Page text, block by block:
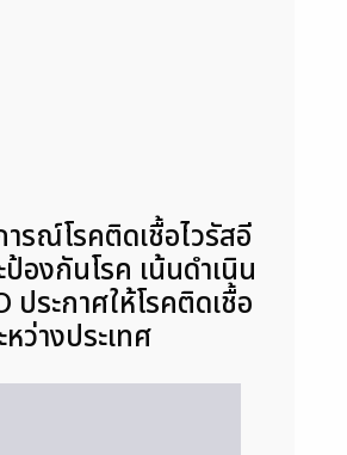
รณ์โรคติดเชื้อไวรัสอี
องกันโรค เน้นดำเนิน
ระกาศให้โรคติดเชื้อ
ว่างประเทศ